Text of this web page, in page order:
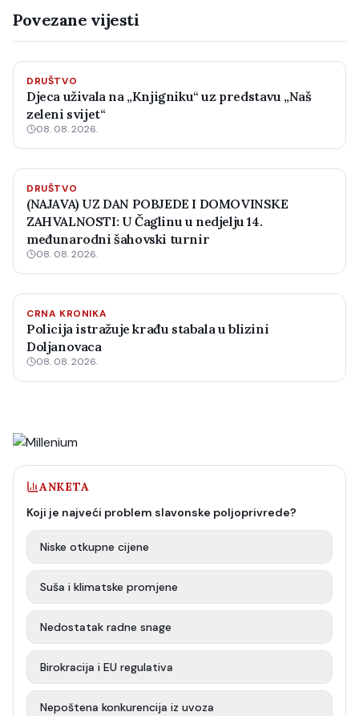
Povezane vijesti
DRUŠTVO
Djeca uživala na „Knjigniku“ uz predstavu „Naš
zeleni svijet“
08. 08. 2026.
DRUŠTVO
(NAJAVA) UZ DAN POBJEDE I DOMOVINSKE
ZAHVALNOSTI: U Čaglinu u nedjelju 14.
međunarodni šahovski turnir
08. 08. 2026.
CRNA KRONIKA
Policija istražuje krađu stabala u blizini
Doljanovaca
08. 08. 2026.
ANKETA
Koji je najveći problem slavonske poljoprivrede?
Niske otkupne cijene
Suša i klimatske promjene
Nedostatak radne snage
Birokracija i EU regulativa
Nepoštena konkurencija iz uvoza